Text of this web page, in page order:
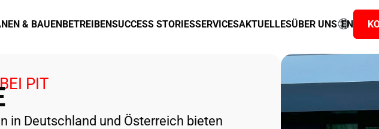
& BAUENBETREIBENSUCCESS STORIESSERVICESAKTUELLESÜBER UNS EN
PIT
in Deutschland und Österreich bieten